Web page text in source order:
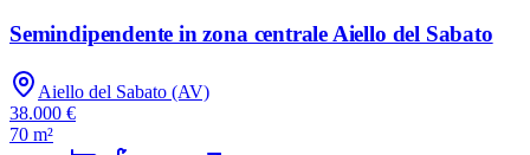
Semindipendente in zona centrale Aiello del Sabato
Aiello del Sabato (AV)
38.000 €
70 m²